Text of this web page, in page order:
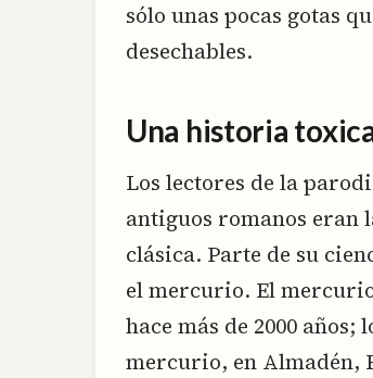
sólo unas pocas gotas
desechables.
Una historia
Los lectores de la
antiguos romanos eran
clásica. Parte de su
el mercurio. El mercurio
hace más de 2000
mercurio, en Almadén,